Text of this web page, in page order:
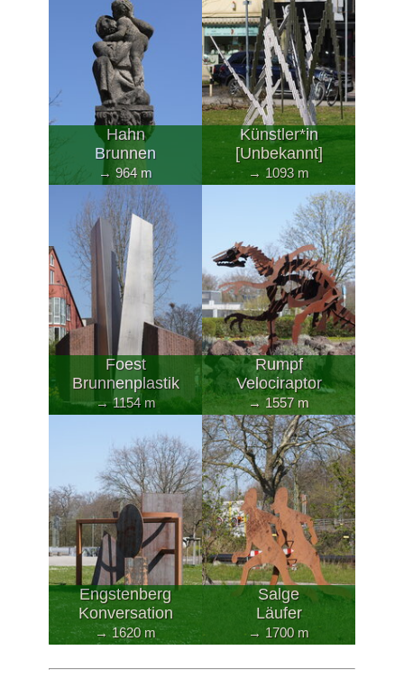
Hahn
Brunnen
→ 964 m
Künstler*in
[Unbekannt]
→ 1093 m
Foest
Brunnenplastik
→ 1154 m
Rumpf
Velociraptor
→ 1557 m
Engstenberg
Konversation
→ 1620 m
Salge
Läufer
→ 1700 m